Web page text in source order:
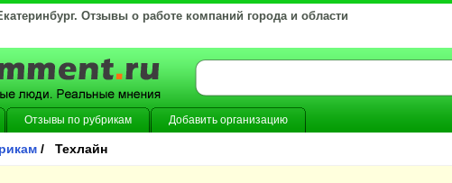
Отзывы о работе компаний города и области
Отзывы по рубрикам Добавить организацию
/ Техлайн